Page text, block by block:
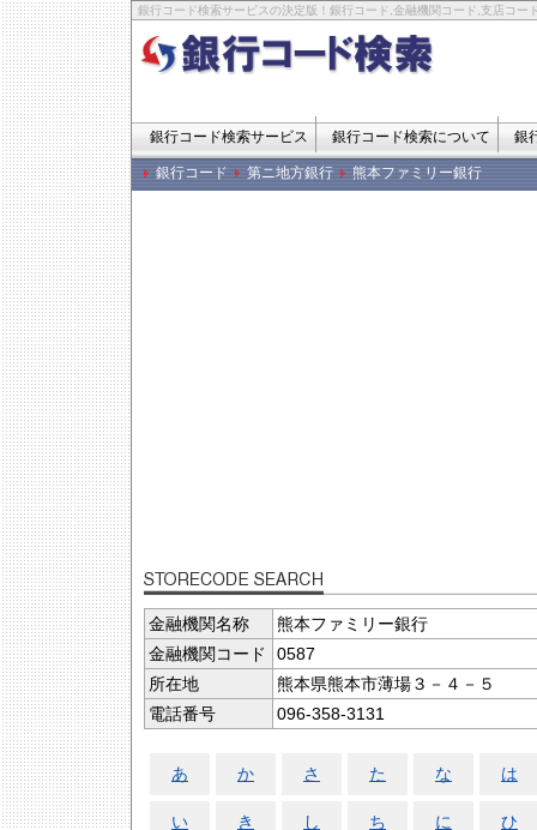
銀行コード検索サービスの決定版！銀行コード,金融機関コード,支店コー
銀行コード検索サービス 銀行コード検索について 銀
銀行コード 第ニ地方銀行 熊本ファミリー銀行
金融機関名称
熊本ファミリー銀行
金融機関コード
0587
所在地
熊本県熊本市薄場３－４－５
電話番号
096-358-3131
あ か さ た な は
い き し ち に ひ